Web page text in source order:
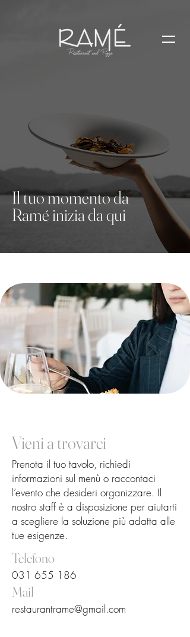
Il tuo momento da
Ramé inizia da qui
Vieni a trovarci
Prenota il tuo tavolo, richiedi
informazioni sul menù o raccontaci
l’evento che desideri organizzare. Il
nostro staff è a disposizione per aiutarti
a scegliere la soluzione più adatta alle
tue esigenze.
Telefono
031 655 186
Mail
restaurantrame@gmail.com